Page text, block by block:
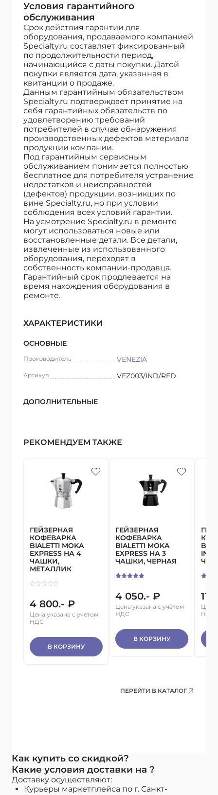
Условия гарантийного
обслуживания
Срок действия гарантии для
оборудования, продаваемого компанией
Specialty.ru составляет фиксированный
по продолжительности период,
начинающийся с даты покупки. Датой
покупки является дата, указанная в
квитанции о продаже.
Данным гарантийным обязательством
Specialty.ru подтверждает принятие на
себя гарантийных обязательств по
удовлетворению требований
потребителей в случае обнаружения
производственных дефектов материала
продукции компании.
Под гарантийным сервисным
обслуживанием понимается полностью
бесплатное для потребителя устранение
недостатков и неисправностей
(дефектов) продукции, возникших по
вине Specialty.ru, но при условии
соблюдения всех условий гарантии.
На усмотрение Specialty.ru в ремонте
могут использоваться новые или
восстановленные детали. Все детали,
извлеченные из использованного
оборудования, переходят в
собственность компании-продавца.
Гарантийный срок продлевается на
время нахождения оборудования в
ремонте.
ХАРАКТЕРИСТИКИ
ОСНОВНЫЕ
Производитель VENEZIA
Артикул VEZ003/IND/RED
ДОПОЛНИТЕЛЬНЫЕ
РЕКОМЕНДУЕМ ТАКЖЕ
ГЕЙЗЕРНАЯ
КОФЕВАРКА
BIALETTI MOKA
EXPRESS НА 4
ЧАШКИ,
МЕТАЛЛИК
4 800.- ₽
Цена указана с учётом
НДС
В КОРЗИНУ
ГЕЙЗЕРНАЯ
КОФЕВАРКА
BIALETTI MOKA
EXPRESS НА 3
ЧАШКИ, ЧЕРНАЯ
4 050.- ₽
Цена указана с учётом
НДС
В КОРЗИНУ
11
Цена
НДС
ПЕРЕЙТИ В КАТАЛОГ
Как купить со скидкой?
Какие условия доставки на ?
Доставку осуществляют:
Курьеры маркетплейса по г. Санкт-